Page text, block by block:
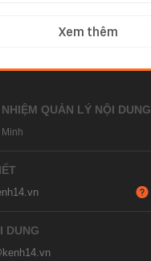
Xem thêm
QUẢN LÝ NỘI DUNG
DUNG